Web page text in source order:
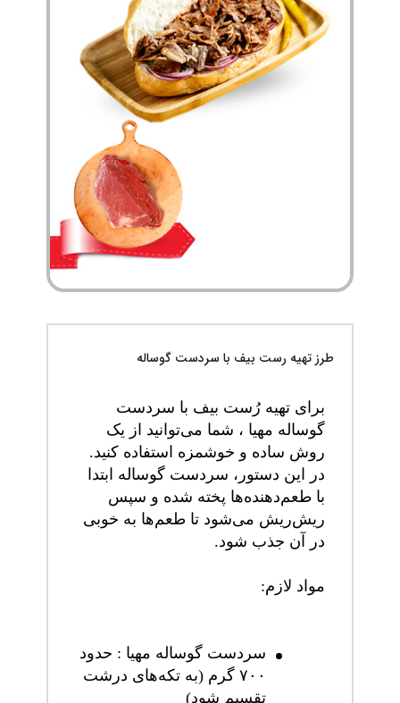
طرز تهیه رست بیف با سردست گوساله
برای تهیه رُست بیف با سردست
گوساله مهیا ، شما می‌توانید از یک
روش ساده و خوشمزه استفاده کنید.
در این دستور، سردست گوساله ابتدا
با طعم‌دهنده‌ها پخته شده و سپس
ریش‌ریش می‌شود تا طعم‌ها به خوبی
در آن جذب شود.
مواد لازم:
سردست گوساله مهیا : حدود
۷۰۰ گرم (به تکه‌های درشت
تقسیم شود)